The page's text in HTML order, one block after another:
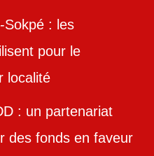
Sokpé : les
pour le
localité
: un partenariat
des fonds en faveur